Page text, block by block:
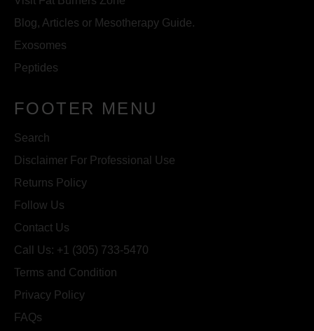
Blog, Articles or Mesotherapy Guide.
Exosomes
Peptides
FOOTER MENU
Search
Disclaimer For Professional Use
Returns Policy
Follow Us
Contact Us
Call Us: +1 (305) 733-5470
Terms and Condition
Privacy Policy
FAQs